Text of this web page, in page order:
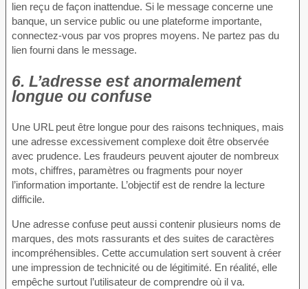
lien reçu de façon inattendue. Si le message concerne une
banque, un service public ou une plateforme importante,
connectez-vous par vos propres moyens. Ne partez pas du
lien fourni dans le message.
6. L’adresse est anormalement
longue ou confuse
Une URL peut être longue pour des raisons techniques, mais
une adresse excessivement complexe doit être observée
avec prudence. Les fraudeurs peuvent ajouter de nombreux
mots, chiffres, paramètres ou fragments pour noyer
l’information importante. L’objectif est de rendre la lecture
difficile.
Une adresse confuse peut aussi contenir plusieurs noms de
marques, des mots rassurants et des suites de caractères
incompréhensibles. Cette accumulation sert souvent à créer
une impression de technicité ou de légitimité. En réalité, elle
empêche surtout l’utilisateur de comprendre où il va.